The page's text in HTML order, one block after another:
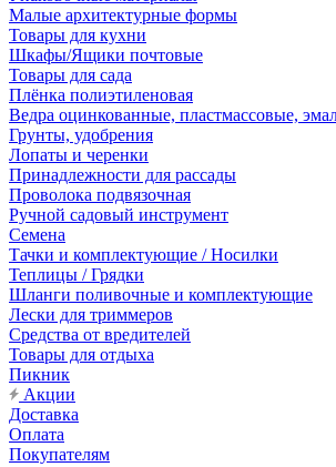
Малые архитектурные формы
Товары для кухни
Шкафы/Ящики почтовые
Товары для сада
Плёнка полиэтиленовая
Ведра оцинкованные, пластмассовые,
Грунты, удобрения
Лопаты и черенки
Принадлежности для рассады
Проволока подвязочная
Ручной садовый инструмент
Семена
Тачки и комплектующие / Носилки
Теплицы / Грядки
Шланги поливочные и комплектующие
Лески для триммеров
Средства от вредителей
Товары для отдыха
Пикник
Акции
Доставка
Оплата
Покупателям